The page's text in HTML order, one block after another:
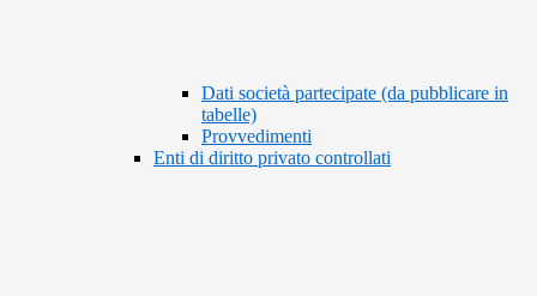
Dati società partecipate (da pubblicare in
tabelle)
Provvedimenti
Enti di diritto privato controllati